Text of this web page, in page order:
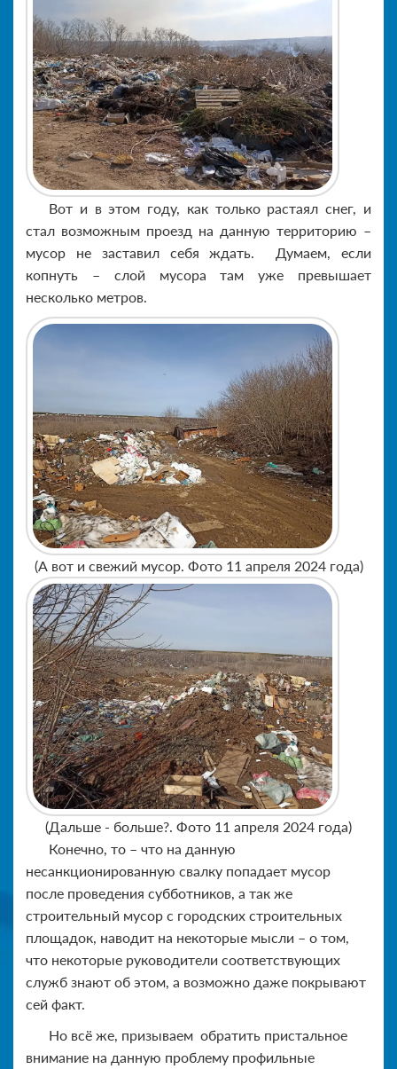
Вот и в этом году, как только растаял снег, и
стал возможным проезд на данную территорию –
мусор не заставил себя ждать. Думаем, если
копнуть – слой мусора там уже превышает
несколько метров.
(А вот и свежий мусор. Фото 11 апреля 2024 года)
(Дальше - больше?. Фото 11 апреля 2024 года)
Конечно, то – что на данную
несанкционированную свалку попадает мусор
после проведения субботников, а так же
строительный мусор с городских строительных
площадок, наводит на некоторые мысли – о том,
что некоторые руководители соответствующих
служб знают об этом, а возможно даже покрывают
сей факт.
Но всё же, призываем обратить пристальное
внимание на данную проблему профильные